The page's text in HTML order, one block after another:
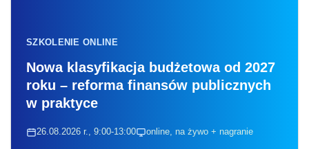
SZKOLENIE ONLINE
Nowa klasyfikacja budżetowa od 2027
roku – reforma finansów publicznych
w praktyce
26.08.2026 r., 9:00-13:00 online, na żywo + nagranie